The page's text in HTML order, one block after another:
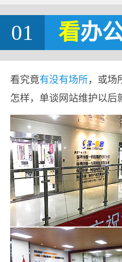
01 看办
看究竟有没有场所，或场
怎样，单谈网站维护以后